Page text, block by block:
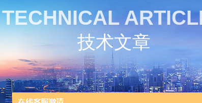
TECHNICAL
技术文章